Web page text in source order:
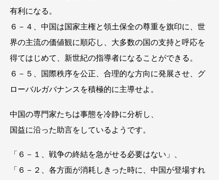
有利になる。
６－４、中国は国家主権と領土保全の尊重を旗印に、世
界の主流の価値観に順応し、大多数の国の支持と呼応を
得てはじめて、新世紀の指導者になることができる。
６－５、国際秩序を公正、合理的な方向に発展させ、グ
ローバルガバナンスを積極的に主導せよ。
中国の専門家たちは事態を冷静に分析し、
国益に沿った助言をしているようです。
「６－１、戦争の終結を急がせる必要はない」、
「６－２、各方面が消耗しきった時に、中国が登場すれ